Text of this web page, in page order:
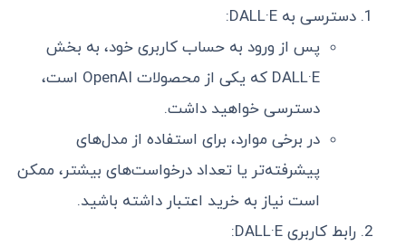
دسترسی به DALL·E:
پس از ورود به حساب کاربری خود، به بخش
DALL·E که یکی از محصولات OpenAI است،
دسترسی خواهید داشت.
در برخی موارد، برای استفاده از مدل‌های
پیشرفته‌تر یا تعداد درخواست‌های بیشتر، ممکن
است نیاز به خرید اعتبار داشته باشید.
رابط کاربری DALL·E: